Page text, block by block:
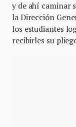
y de ahí caminar
la Dirección
los estudiantes
recibirles su